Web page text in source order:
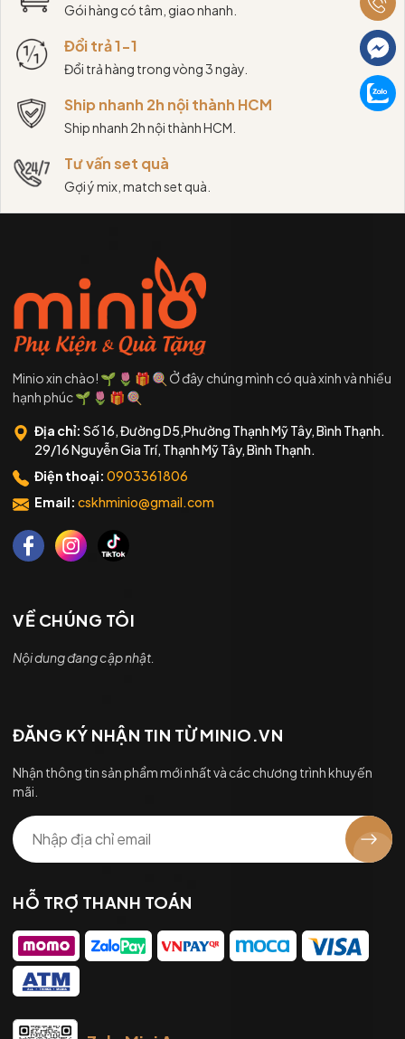
Gói hàng có tâm, giao nhanh.
Đổi trả 1-1
Đổi trả hàng trong vòng 3 ngày.
Ship nhanh 2h nội thành HCM
Ship nhanh 2h nội thành HCM.
Tư vấn set quà
Gợi ý mix, match set quà.
Minio xin chào! 🌱 🌷 🎁 🍭 Ở đây chúng mình có quà xinh và nhiều
hạnh phúc 🌱 🌷 🎁 🍭
Địa chỉ: Số 16, Đường D5,Phường Thạnh Mỹ Tây, Bình Thạnh.
29/16 Nguyễn Gia Trí, Thạnh Mỹ Tây, Bình Thạnh.
Điện thoại: 0903361806
Email: cskhminio@gmail.com
VỀ CHÚNG TÔI
Nội dung đang cập nhật.
ĐĂNG KÝ NHẬN TIN TỪ MINIO.VN
Nhận thông tin sản phẩm mới nhất và các chương trình khuyến
mãi.
HỖ TRỢ THANH TOÁN